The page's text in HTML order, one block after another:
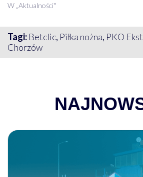
W „Aktualności"
Tagi: Betclic, Piłka nożna, PKO
Chorzów